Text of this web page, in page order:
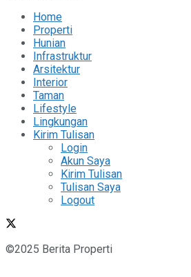
Home
Properti
Hunian
Infrastruktur
Arsitektur
Interior
Taman
Lifestyle
Lingkungan
Kirim Tulisan
Login
Akun Saya
Kirim Tulisan
Tulisan Saya
Logout
©2025 Berita Properti